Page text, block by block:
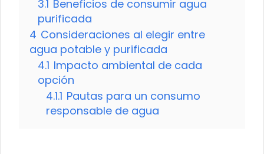
3.1 Beneficios de consumir agua
purificada
4 Consideraciones al elegir entre
agua potable y purificada
4.1 Impacto ambiental de cada
opción
4.1.1 Pautas para un consumo
responsable de agua